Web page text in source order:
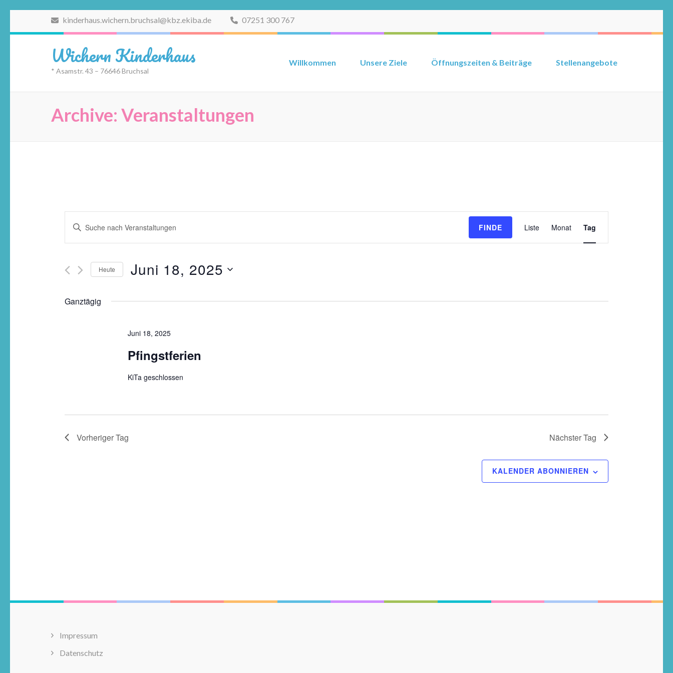
(Eingabetaste
kinderhaus.wichern.bruchsal@kbz.ekiba.de 07251 300 767
Wichern Kinderhaus
* Asamstr. 43 – 76646 Bruchsal
Willkommen Unsere Ziele Öffnungszeiten & Beiträge Stellenangebote
Archive: Veranstaltungen
Veranstaltungen
Suche
und
Navigation
Bitte
nach
FINDE
Ansichten-
Navigation
Liste Monat Tag
Heute Juni 18, 2025
Ganztägig
Juni 18, 2025
Pfingstferien
KiTa geschlossen
Vorheriger Tag Nächster Tag
KALENDER ABONNIEREN
Impressum
Datenschutz